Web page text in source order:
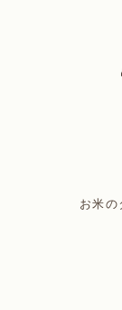
お米の